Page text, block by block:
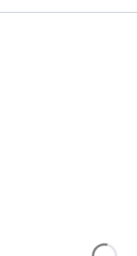
Nie, dziękuję